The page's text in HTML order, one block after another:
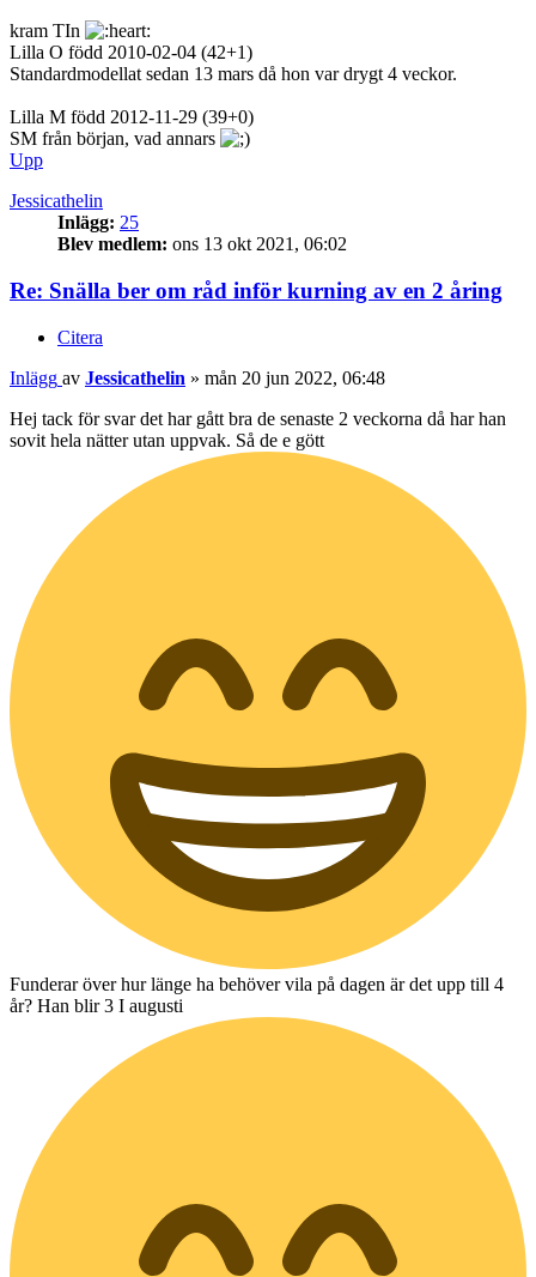
kram TIn
Lilla O född 2010-02-04 (42+1)
Standardmodellat sedan 13 mars då hon var drygt 4 veckor.
Lilla M född 2012-11-29 (39+0)
SM från början, vad annars
Upp
Jessicathelin
Inlägg: 25
Blev medlem: ons 13 okt 2021, 06:02
Re: Snälla ber om råd inför kurning av en 2 åring
Citera
Inlägg av Jessicathelin » mån 20 jun 2022, 06:48
Hej tack för svar det har gått bra de senaste 2 veckorna då har han
sovit hela nätter utan uppvak. Så de e gött
Funderar över hur länge ha behöver vila på dagen är det upp till 4
år? Han blir 3 I augusti